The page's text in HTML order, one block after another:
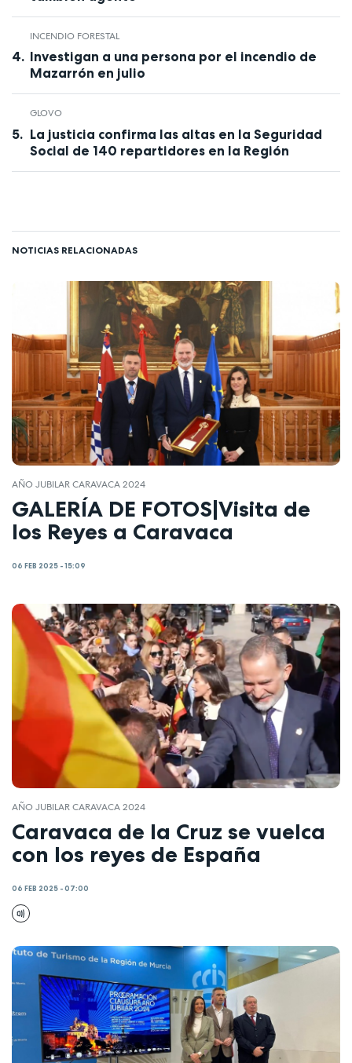
INCENDIO FORESTAL
Investigan a una persona por el incendio de
Mazarrón en julio
GLOVO
La justicia confirma las altas en la Seguridad
Social de 140 repartidores en la Región
NOTICIAS RELACIONADAS
AÑO JUBILAR CARAVACA 2024
GALERÍA DE FOTOS|Visita de
los Reyes a Caravaca
06 FEB 2025 - 15:09
AÑO JUBILAR CARAVACA 2024
Caravaca de la Cruz se vuelca
con los reyes de España
06 FEB 2025 - 07:00